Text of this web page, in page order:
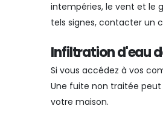
intempéries, le vent et le
tels signes, contacter un
Infiltration d'eau
Si vous accédez à vos
Une fuite non traitée
votre maison.